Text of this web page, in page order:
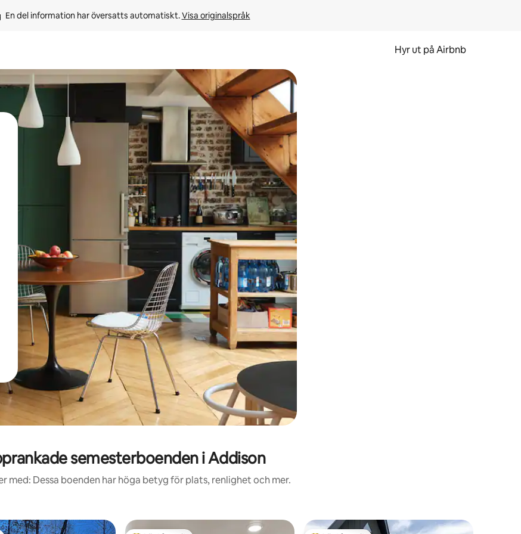
En del information har översatts automatiskt. Visa originalspråk
Hyr ut på Airbnb
och nedåtpilarna eller utforska genom att trycka eller svepa.
semesterboenden i Addison
med: Dessa boenden har höga betyg för plats, renlighet och mer.